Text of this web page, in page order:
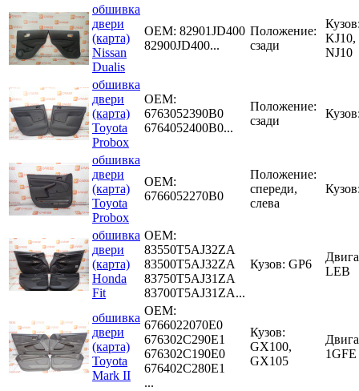
обшивка
двери
(карта)
Nissan
Dualis
OEM: 82901JD400
82900JD400...
Положение:
сзади
KJ10,
NJ10
обшивка
двери
(карта)
Toyota
Probox
OEM:
6763052390B0
6764052400B0...
Положение:
сзади
обшивка
двери
(карта)
Toyota
Probox
OEM:
6766052270B0
Положение:
спереди,
слева
обшивка
двери
(карта)
Honda
Fit
OEM:
83550T5AJ32ZA
83500T5AJ32ZA
83750T5AJ31ZA
83700T5AJ31ZA...
Кузов: GP6
LEB
обшивка
двери
(карта)
Toyota
Mark II
OEM:
6766022070E0
676302C290E1
676302C190E0
676402C280E1
...
Кузов:
GX100,
GX105
1GFE